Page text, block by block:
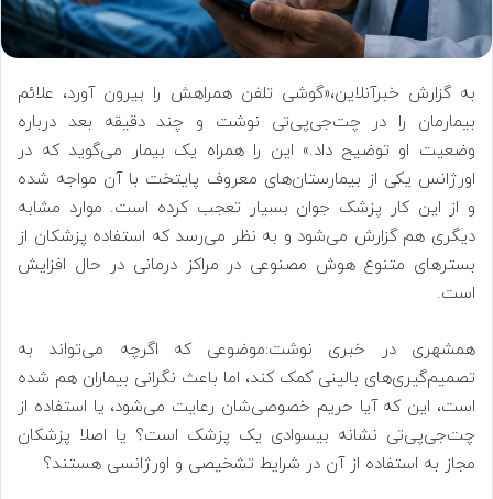
به گزارش خبرآنلاین،«گوشی تلفن همراهش را بیرون آورد، علائم
بیمارمان را در چت‌جی‌پی‌تی نوشت و چند دقیقه بعد درباره
وضعیت او توضیح داد.» این را همراه یک بیمار می‌گوید که در
اورژانس یکی از بیمارستان‌های معروف پایتخت با آن مواجه شده
و از این کار پزشک جوان بسیار تعجب کرده است. موارد مشابه
دیگری هم گزارش می‌شود و به نظر می‌رسد که استفاده پزشکان از
بسترهای متنوع هوش مصنوعی در مراکز درمانی در حال افزایش
است.
همشهری در خبری نوشت:موضوعی که اگرچه می‌تواند به
تصمیم‌گیری‌های بالینی کمک کند، اما باعث نگرانی بیماران هم شده
است،‌ این که آیا حریم خصوصی‌شان رعایت می‌شود، یا استفاده از
چت‌جی‌پی‌تی نشانه بیسوادی یک پزشک است؟ یا اصلا پزشکان
مجاز به استفاده از آن در شرایط تشخیصی و اورژانسی هستند؟